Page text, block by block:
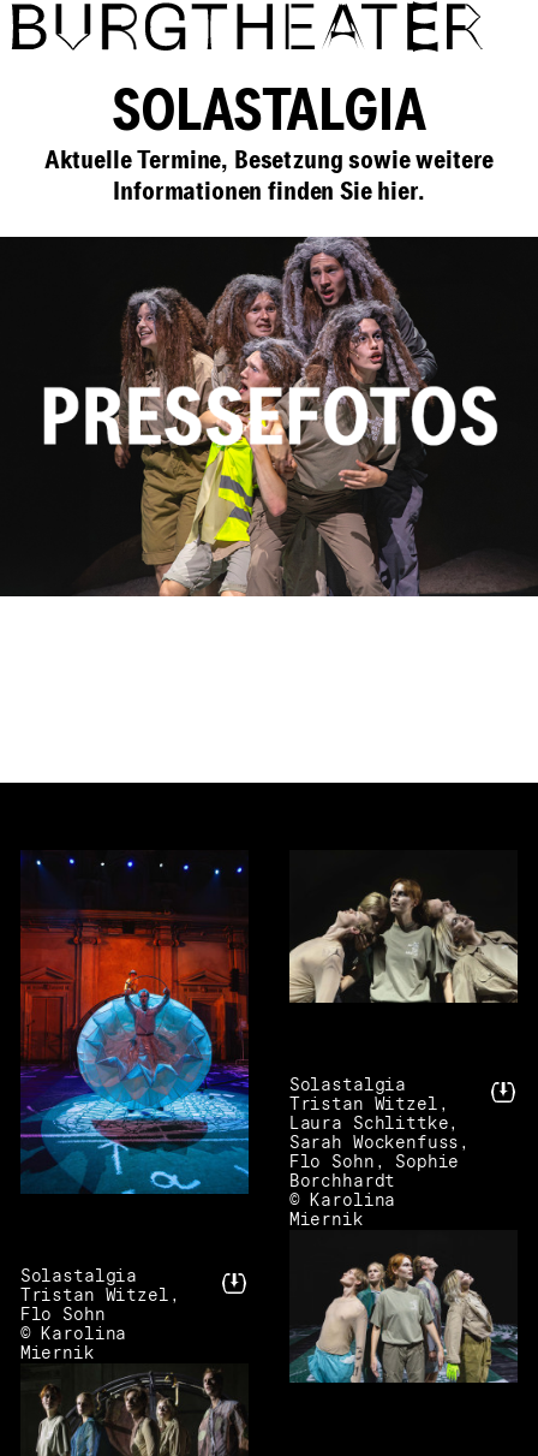
Direkt zum Inhalt
SOLASTALGIA
Aktuelle Termine, Besetzung sowie weitere
Informationen finden Sie hier.
Solastalgia
Tristan Witzel,
Flo Sohn
© Karolina
Miernik
Solastalgia
Tristan Witzel,
Laura Schlittke,
Sarah Wockenfuss,
Flo Sohn, Sophie
Borchhardt
© Karolina
Miernik